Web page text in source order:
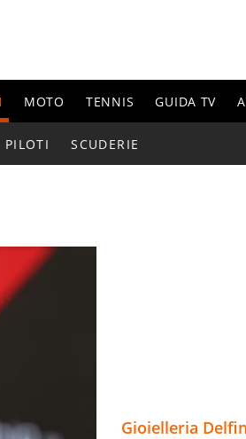
MOTO TENNIS GUIDA TV
PILOTI SCUDERIE
Gioielleria